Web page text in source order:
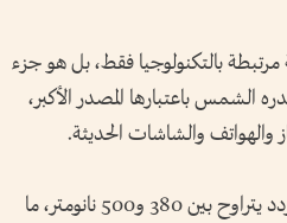
بالتكنولوجيا فقط، بل هو جزء
باعتبارها المصدر الأكبر،
والهواتف والشاشات الحديثة.
ويقع الضوء الأزرق ضمن نطاق تردد يتراوح بين 380 و500 نانومتر، ما